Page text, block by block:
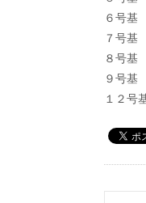
６号
７号
８号
９号
１２